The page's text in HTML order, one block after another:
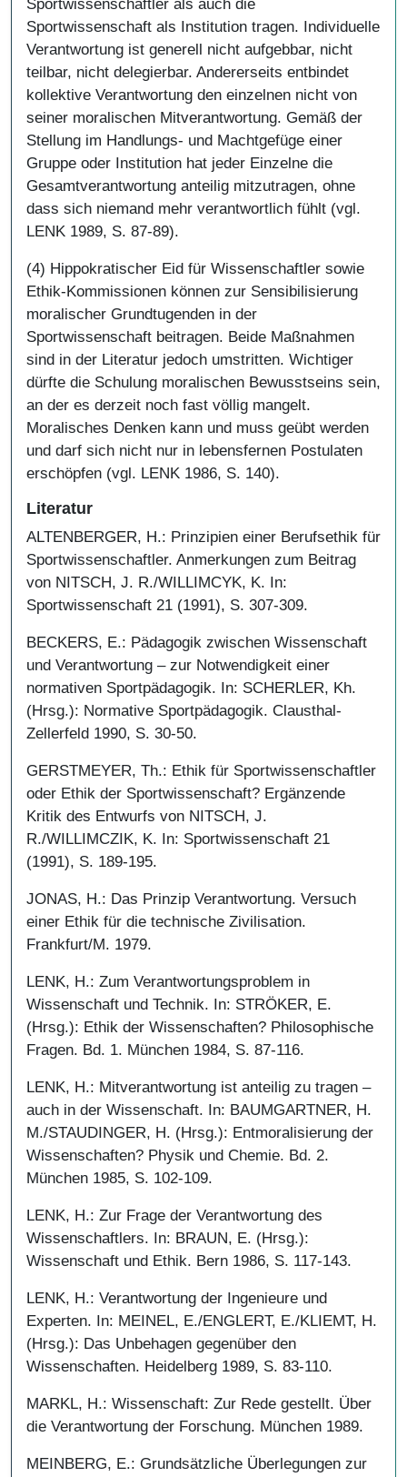
Sportwissenschaftler als auch die
Sportwissenschaft als Institution tragen. Individuelle
Verantwortung ist generell nicht aufgebbar, nicht
teilbar, nicht delegierbar. Andererseits entbindet
kollektive Verantwortung den einzelnen nicht von
seiner moralischen Mitverantwortung. Gemäß der
Stellung im Handlungs- und Machtgefüge einer
Gruppe oder Institution hat jeder Einzelne die
Gesamtverantwortung anteilig mitzutragen, ohne
dass sich niemand mehr verantwortlich fühlt (vgl.
LENK 1989, S. 87-89).
(4) Hippokratischer Eid für Wissenschaftler sowie
Ethik-Kommissionen können zur Sensibilisierung
moralischer Grundtugenden in der
Sportwissenschaft beitragen. Beide Maßnahmen
sind in der Literatur jedoch umstritten. Wichtiger
dürfte die Schulung moralischen Bewusstseins sein,
an der es derzeit noch fast völlig mangelt.
Moralisches Denken kann und muss geübt werden
und darf sich nicht nur in lebensfernen Postulaten
erschöpfen (vgl. LENK 1986, S. 140).
Literatur
ALTENBERGER, H.: Prinzipien einer Berufsethik für
Sportwissenschaftler. Anmerkungen zum Beitrag
von NITSCH, J. R./WILLIMCYK, K. In:
Sportwissenschaft 21 (1991), S. 307-309.
BECKERS, E.: Pädagogik zwischen Wissenschaft
und Verantwortung – zur Notwendigkeit einer
normativen Sportpädagogik. In: SCHERLER, Kh.
(Hrsg.): Normative Sportpädagogik. Clausthal-
Zellerfeld 1990, S. 30-50.
GERSTMEYER, Th.: Ethik für Sportwissenschaftler
oder Ethik der Sportwissenschaft? Ergänzende
Kritik des Entwurfs von NITSCH, J.
R./WILLIMCZIK, K. In: Sportwissenschaft 21
(1991), S. 189-195.
JONAS, H.: Das Prinzip Verantwortung. Versuch
einer Ethik für die technische Zivilisation.
Frankfurt/M. 1979.
LENK, H.: Zum Verantwortungsproblem in
Wissenschaft und Technik. In: STRÖKER, E.
(Hrsg.): Ethik der Wissenschaften? Philosophische
Fragen. Bd. 1. München 1984, S. 87-116.
LENK, H.: Mitverantwortung ist anteilig zu tragen –
auch in der Wissenschaft. In: BAUMGARTNER, H.
M./STAUDINGER, H. (Hrsg.): Entmoralisierung der
Wissenschaften? Physik und Chemie. Bd. 2.
München 1985, S. 102-109.
LENK, H.: Zur Frage der Verantwortung des
Wissenschaftlers. In: BRAUN, E. (Hrsg.):
Wissenschaft und Ethik. Bern 1986, S. 117-143.
LENK, H.: Verantwortung der Ingenieure und
Experten. In: MEINEL, E./ENGLERT, E./KLIEMT, H.
(Hrsg.): Das Unbehagen gegenüber den
Wissenschaften. Heidelberg 1989, S. 83-110.
MARKL, H.: Wissenschaft: Zur Rede gestellt. Über
die Verantwortung der Forschung. München 1989.
MEINBERG, E.: Grundsätzliche Überlegungen zur